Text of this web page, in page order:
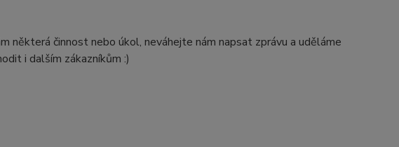
některá činnost nebo úkol, neváhejte nám napsat zprávu a uděláme
i dalším zákazníkům :)